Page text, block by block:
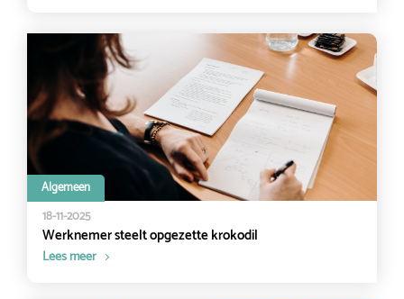
Algemeen
18-11-2025
Werknemer steelt opgezette krokodil
Lees meer